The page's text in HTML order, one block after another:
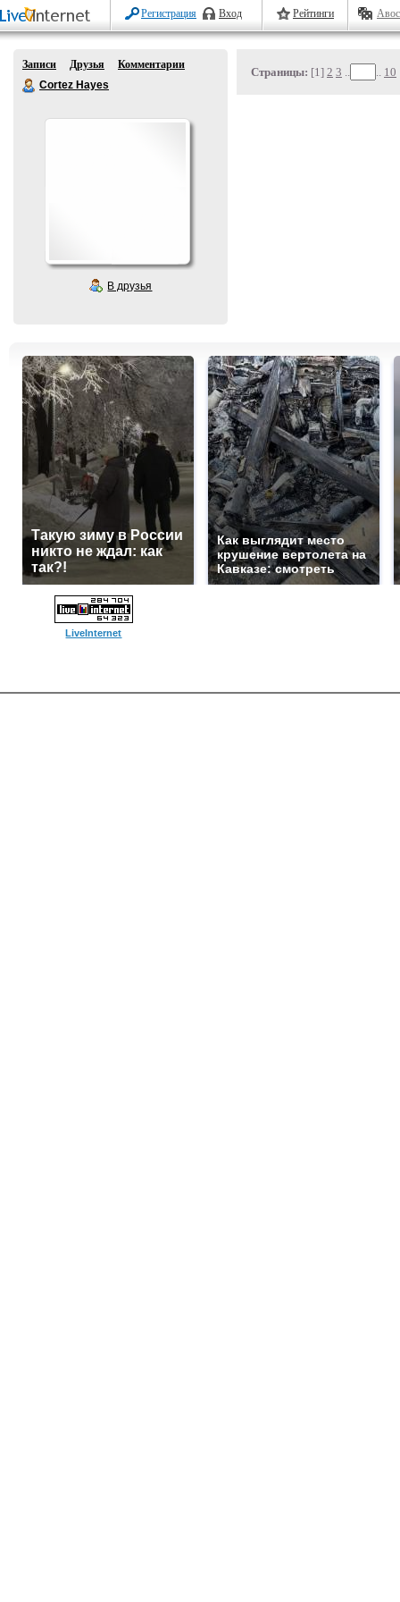
Регистрация Вход Рейтинги
Записи Друзья
Комментарии
Cortez Hayes
В друзья
Страницы: [1] 2 3 .. .. 10
Такую зиму в России
никто не ждал: как
так?!
Как выглядит место
крушение вертолета на
Кавказе: смотреть
LiveInternet